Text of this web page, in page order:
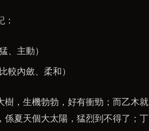
、主動）
較內斂、柔和）
，生機勃勃，好有衝勁；而乙木就
夏天個大太陽，猛烈到不得了；丁